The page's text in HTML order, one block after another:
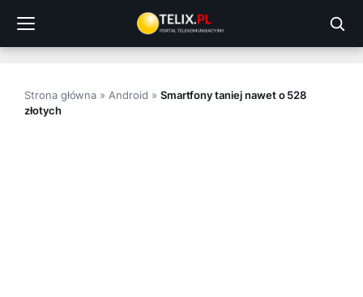
treści
Strona główna » Android » Smartfony taniej nawet o 528
złotych